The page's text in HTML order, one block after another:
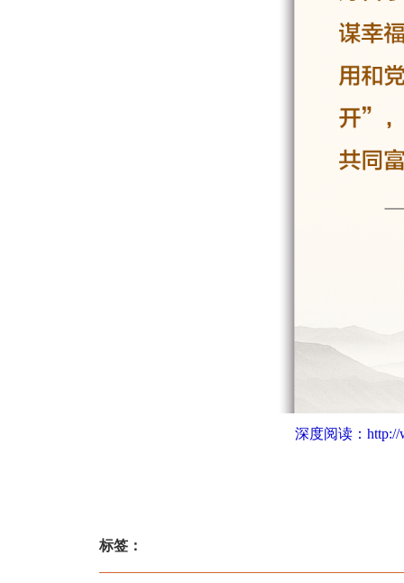
深度阅读： http://
标签：